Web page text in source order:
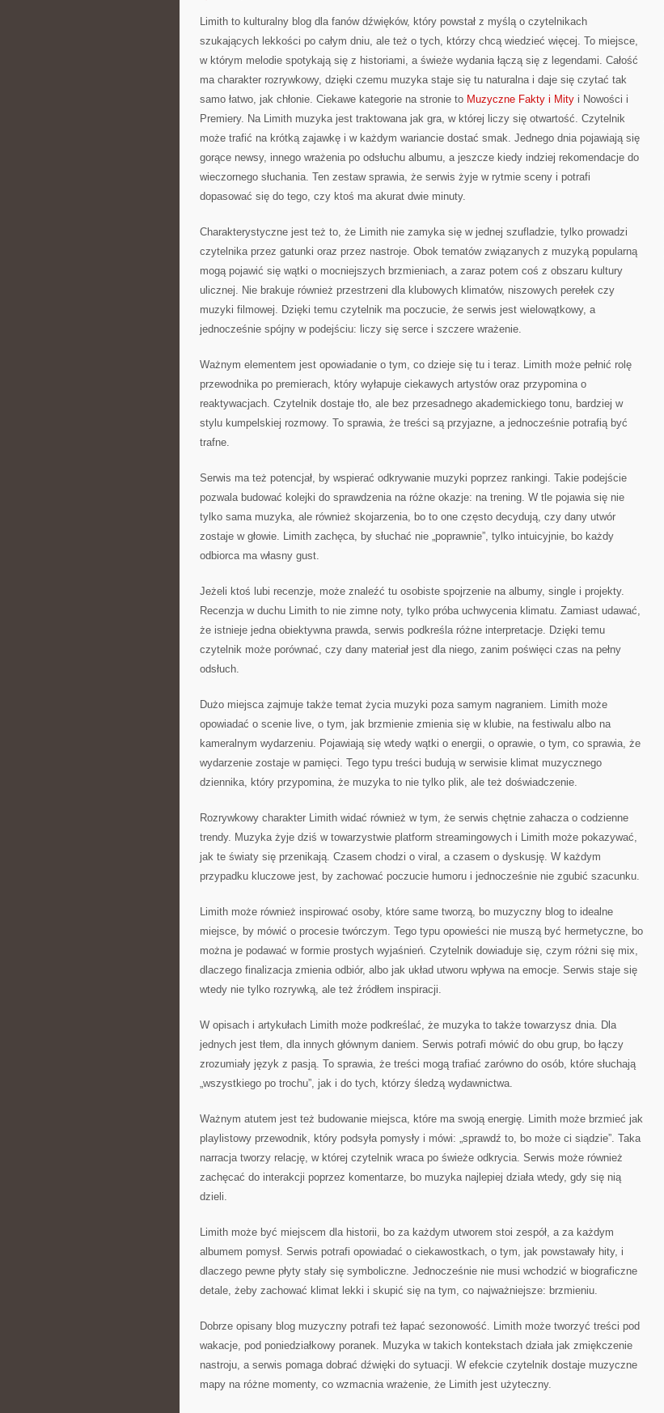
Limith to kulturalny blog dla fanów dźwięków, który powstał z myślą o czytelnikach
szukających lekkości po całym dniu, ale też o tych, którzy chcą wiedzieć więcej. To miejsce,
w którym melodie spotykają się z historiami, a świeże wydania łączą się z legendami. Całość
ma charakter rozrywkowy, dzięki czemu muzyka staje się tu naturalna i daje się czytać tak
samo łatwo, jak chłonie. Ciekawe kategorie na stronie to Muzyczne Fakty i Mity i Nowości i
Premiery. Na Limith muzyka jest traktowana jak gra, w której liczy się otwartość. Czytelnik
może trafić na krótką zajawkę i w każdym wariancie dostać smak. Jednego dnia pojawiają się
gorące newsy, innego wrażenia po odsłuchu albumu, a jeszcze kiedy indziej rekomendacje do
wieczornego słuchania. Ten zestaw sprawia, że serwis żyje w rytmie sceny i potrafi
dopasować się do tego, czy ktoś ma akurat dwie minuty.
Charakterystyczne jest też to, że Limith nie zamyka się w jednej szufladzie, tylko prowadzi
czytelnika przez gatunki oraz przez nastroje. Obok tematów związanych z muzyką popularną
mogą pojawić się wątki o mocniejszych brzmieniach, a zaraz potem coś z obszaru kultury
ulicznej. Nie brakuje również przestrzeni dla klubowych klimatów, niszowych perełek czy
muzyki filmowej. Dzięki temu czytelnik ma poczucie, że serwis jest wielowątkowy, a
jednocześnie spójny w podejściu: liczy się serce i szczere wrażenie.
Ważnym elementem jest opowiadanie o tym, co dzieje się tu i teraz. Limith może pełnić rolę
przewodnika po premierach, który wyłapuje ciekawych artystów oraz przypomina o
reaktywacjach. Czytelnik dostaje tło, ale bez przesadnego akademickiego tonu, bardziej w
stylu kumpelskiej rozmowy. To sprawia, że treści są przyjazne, a jednocześnie potrafią być
trafne.
Serwis ma też potencjał, by wspierać odkrywanie muzyki poprzez rankingi. Takie podejście
pozwala budować kolejki do sprawdzenia na różne okazje: na trening. W tle pojawia się nie
tylko sama muzyka, ale również skojarzenia, bo to one często decydują, czy dany utwór
zostaje w głowie. Limith zachęca, by słuchać nie „poprawnie”, tylko intuicyjnie, bo każdy
odbiorca ma własny gust.
Jeżeli ktoś lubi recenzje, może znaleźć tu osobiste spojrzenie na albumy, single i projekty.
Recenzja w duchu Limith to nie zimne noty, tylko próba uchwycenia klimatu. Zamiast udawać,
że istnieje jedna obiektywna prawda, serwis podkreśla różne interpretacje. Dzięki temu
czytelnik może porównać, czy dany materiał jest dla niego, zanim poświęci czas na pełny
odsłuch.
Dużo miejsca zajmuje także temat życia muzyki poza samym nagraniem. Limith może
opowiadać o scenie live, o tym, jak brzmienie zmienia się w klubie, na festiwalu albo na
kameralnym wydarzeniu. Pojawiają się wtedy wątki o energii, o oprawie, o tym, co sprawia, że
wydarzenie zostaje w pamięci. Tego typu treści budują w serwisie klimat muzycznego
dziennika, który przypomina, że muzyka to nie tylko plik, ale też doświadczenie.
Rozrywkowy charakter Limith widać również w tym, że serwis chętnie zahacza o codzienne
trendy. Muzyka żyje dziś w towarzystwie platform streamingowych i Limith może pokazywać,
jak te światy się przenikają. Czasem chodzi o viral, a czasem o dyskusję. W każdym
przypadku kluczowe jest, by zachować poczucie humoru i jednocześnie nie zgubić szacunku.
Limith może również inspirować osoby, które same tworzą, bo muzyczny blog to idealne
miejsce, by mówić o procesie twórczym. Tego typu opowieści nie muszą być hermetyczne, bo
można je podawać w formie prostych wyjaśnień. Czytelnik dowiaduje się, czym różni się mix,
dlaczego finalizacja zmienia odbiór, albo jak układ utworu wpływa na emocje. Serwis staje się
wtedy nie tylko rozrywką, ale też źródłem inspiracji.
W opisach i artykułach Limith może podkreślać, że muzyka to także towarzysz dnia. Dla
jednych jest tłem, dla innych głównym daniem. Serwis potrafi mówić do obu grup, bo łączy
zrozumiały język z pasją. To sprawia, że treści mogą trafiać zarówno do osób, które słuchają
„wszystkiego po trochu”, jak i do tych, którzy śledzą wydawnictwa.
Ważnym atutem jest też budowanie miejsca, które ma swoją energię. Limith może brzmieć jak
playlistowy przewodnik, który podsyła pomysły i mówi: „sprawdź to, bo może ci siądzie”. Taka
narracja tworzy relację, w której czytelnik wraca po świeże odkrycia. Serwis może również
zachęcać do interakcji poprzez komentarze, bo muzyka najlepiej działa wtedy, gdy się nią
dzieli.
Limith może być miejscem dla historii, bo za każdym utworem stoi zespół, a za każdym
albumem pomysł. Serwis potrafi opowiadać o ciekawostkach, o tym, jak powstawały hity, i
dlaczego pewne płyty stały się symboliczne. Jednocześnie nie musi wchodzić w biograficzne
detale, żeby zachować klimat lekki i skupić się na tym, co najważniejsze: brzmieniu.
Dobrze opisany blog muzyczny potrafi też łapać sezonowość. Limith może tworzyć treści pod
wakacje, pod poniedziałkowy poranek. Muzyka w takich kontekstach działa jak zmiękczenie
nastroju, a serwis pomaga dobrać dźwięki do sytuacji. W efekcie czytelnik dostaje muzyczne
mapy na różne momenty, co wzmacnia wrażenie, że Limith jest użyteczny.